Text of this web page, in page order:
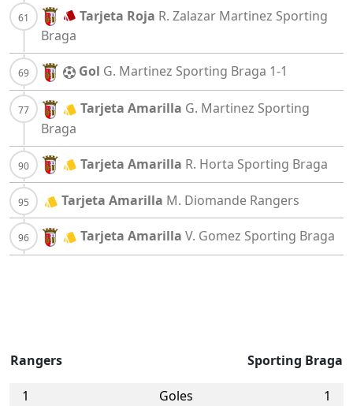
Tarjeta Roja R. Zalazar Martinez Sporting
Braga
Gol G. Martinez Sporting Braga 1-1
Tarjeta Amarilla G. Martinez Sporting
Braga
Tarjeta Amarilla R. Horta Sporting Braga
Tarjeta Amarilla M. Diomande Rangers
Tarjeta Amarilla V. Gomez Sporting Braga
Rangers Sporting Braga
1 Goles
1